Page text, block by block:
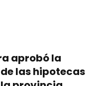
aprobó la
las hipotecas